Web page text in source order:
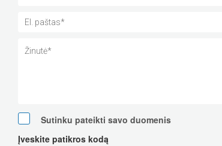
Sutinku pateikti savo duomenis
Įveskite patikros kodą